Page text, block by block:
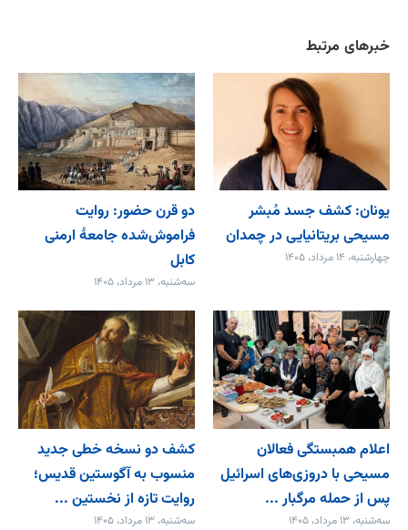
خبرهای مرتبط
یونان: کشف جسد مُبشر
مسیحی بریتانیایی در چمدان
چهارشنبه، ۱۴ مرداد، ۱۴۰۵
دو قرن حضور: روایت
فراموش‌شده جامعۀ ارمنی
کابل
سه‌شنبه، ۱۳ مرداد، ۱۴۰۵
اعلام همبستگی فعالان
مسیحی با دروزی‌های اسرائیل
پس از حمله مرگبار ...
سه‌شنبه، ۱۳ مرداد، ۱۴۰۵
کشف دو نسخه خطی جدید
منسوب به آگوستین قدیس؛
روایت تازه از نخستین ...
سه‌شنبه، ۱۳ مرداد، ۱۴۰۵